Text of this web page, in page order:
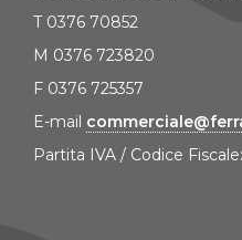
T 0376 70852
M 0376 723820
F 0376 725357
E-mail
Partita IVA / Codice